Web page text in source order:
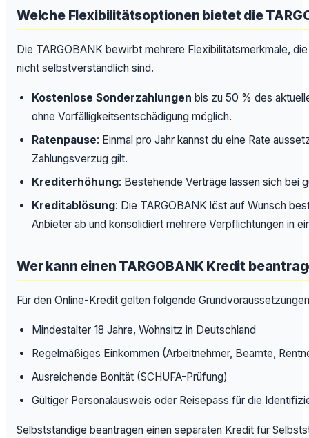
Welche Flexibilitätsoptionen bietet die
Die TARGOBANK bewirbt mehrere Flexibilitätsmerkmale,
nicht selbstverständlich sind.
Kostenlose Sonderzahlungen bis zu 50 % des
ohne Vorfälligkeitsentschädigung möglich.
Ratenpause: Einmal pro Jahr kannst du eine Rate
Zahlungsverzug gilt.
Krediterhöhung: Bestehende Verträge lassen sich bei
Kreditablösung: Die TARGOBANK löst auf Wunsch
Anbieter ab und konsolidiert mehrere Verpflichtungen in
Wer kann einen TARGOBANK Kredit
Für den Online-Kredit gelten folgende
Mindestalter 18 Jahre, Wohnsitz in Deutschland
Regelmäßiges Einkommen (Arbeitnehmer, Beamte,
Ausreichende Bonität (SCHUFA-Prüfung)
Gültiger Personalausweis oder Reisepass für die
Selbstständige beantragen einen separaten Kredit für